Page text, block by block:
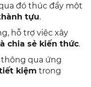
đó thúc đẩy một
tựu.
hỗ trợ việc xây
chia sẻ kiến thức.
qua ứng
kiệm trong